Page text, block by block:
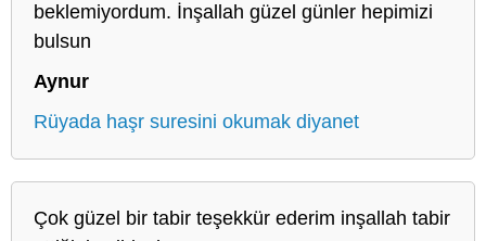
beklemiyordum. İnşallah güzel günler hepimizi
bulsun
Aynur
Rüyada haşr suresini okumak diyanet
Çok güzel bir tabir teşekkür ederim inşallah tabir